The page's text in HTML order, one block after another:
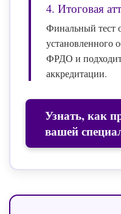
4. Итоговая
Финальный тест
установленного
ФРДО и
аккредитации.
Узнать, как
вашей